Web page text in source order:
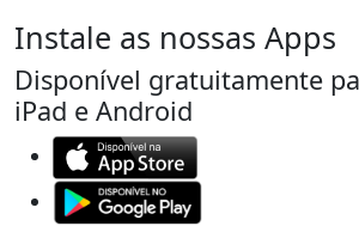
Instale as nossas Apps
Disponível gratuitamente
iPad e Android